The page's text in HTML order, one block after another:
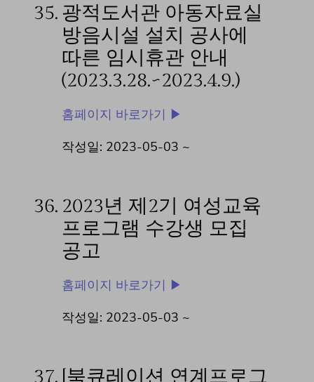
35. 광적도서관 아동자료실
방음시설 설치 공사에
따른 임시휴관 안내
(2023.3.28.~2023.4.9.)
홈페이지 바로가기 ▶
작성일: 2023-05-03 ~
36. 2023년 제2기 여성교육
프로그램 수강생 모집
공고
홈페이지 바로가기 ▶
작성일: 2023-05-03 ~
37. [북큐레이션 연계프로그